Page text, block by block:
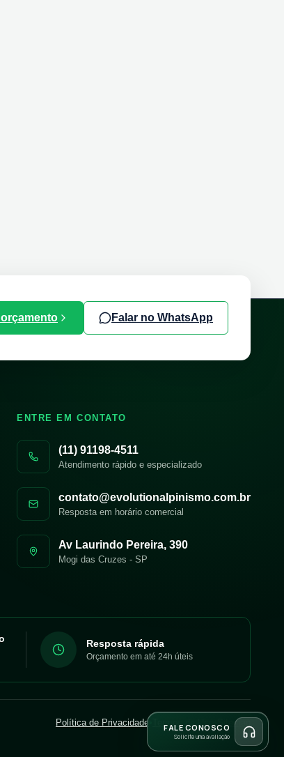
Falar no WhatsApp
ENTRE EM CONTATO
(11) 91198-4511
Atendimento rápido e especializado
contato@evolutionalpinismo.com.br
Resposta em horário comercial
Av Laurindo Pereira, 390
Mogi das Cruzes - SP
Resposta rápida
Orçamento em até 24h úteis
Política de Privacidade Termos de Uso• Sitemap
FALE CONOSCO
Solicite uma avaliação